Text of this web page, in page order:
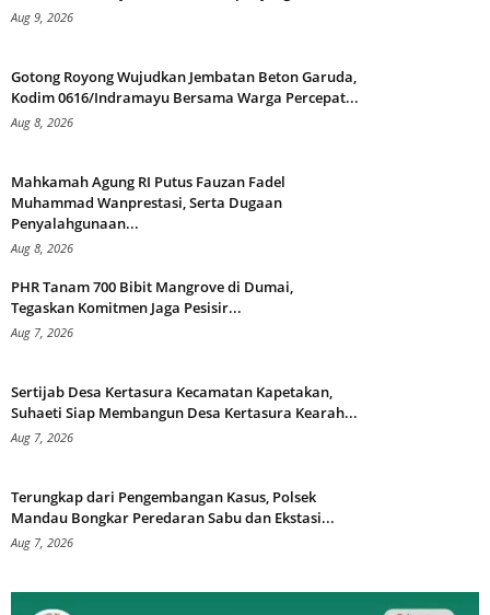
Aug 9, 2026
Gotong Royong Wujudkan Jembatan Beton Garuda,
Kodim 0616/Indramayu Bersama Warga Percepat...
Aug 8, 2026
Mahkamah Agung RI Putus Fauzan Fadel
Muhammad Wanprestasi, Serta Dugaan
Penyalahgunaan...
Aug 8, 2026
PHR Tanam 700 Bibit Mangrove di Dumai,
Tegaskan Komitmen Jaga Pesisir...
Aug 7, 2026
Sertijab Desa Kertasura Kecamatan Kapetakan,
Suhaeti Siap Membangun Desa Kertasura Kearah...
Aug 7, 2026
Terungkap dari Pengembangan Kasus, Polsek
Mandau Bongkar Peredaran Sabu dan Ekstasi...
Aug 7, 2026